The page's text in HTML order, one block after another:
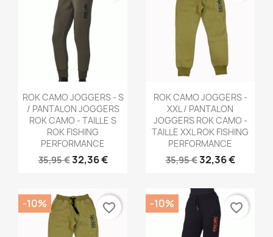
Aperçu rapide
ROK CAMO JOGGERS - S
/ PANTALON JOGGERS
ROK CAMO - TAILLE S
ROK FISHING
PERFORMANCE
35,95 €32,36 €
Aperçu rapide
ROK CAMO JOGGERS -
XXL / PANTALON
JOGGERS ROK CAMO -
TAILLE XXL ROK FISHING
PERFORMANCE
35,95 €32,36 €
-10% favorite_border -10% favorite_border